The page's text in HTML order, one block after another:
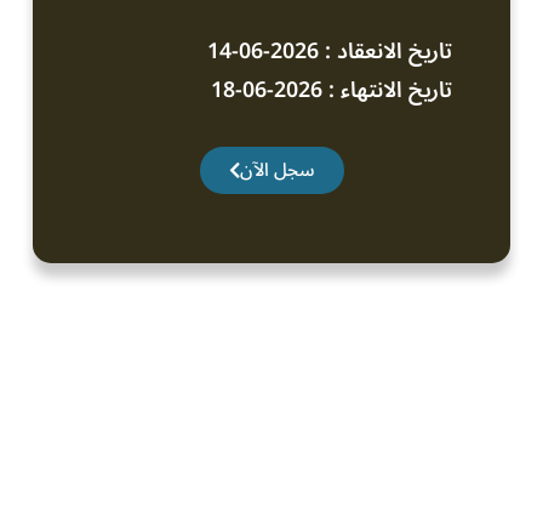
تاريخ الانعقاد : 2026-06-14
تاريخ الانتهاء : 2026-06-18
سجل الآن